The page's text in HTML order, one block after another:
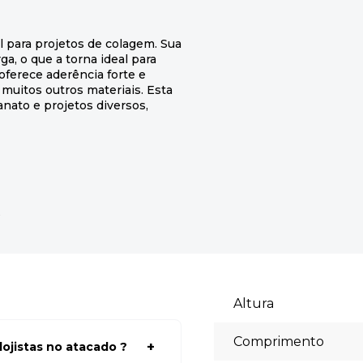
projetos de colagem. Sua
o que a torna ideal para
aderência forte e
outros materiais. Esta
e projetos diversos,
no atacado ?
Altura
Comprimento